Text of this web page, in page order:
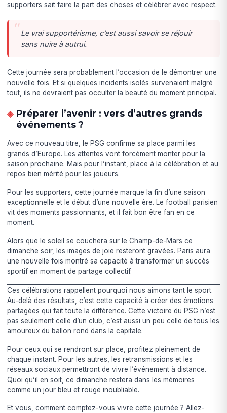
supporters sait faire la part des choses et célébrer avec respect.
Le vrai supportérisme, c’est aussi savoir se réjouir
sans nuire à autrui.
Cette journée sera probablement l’occasion de le démontrer une
nouvelle fois. Et si quelques incidents isolés survenaient malgré
tout, ils ne devraient pas occulter la beauté du moment principal.
Préparer l’avenir : vers d’autres grands
événements ?
Avec ce nouveau titre, le PSG confirme sa place parmi les
grands d’Europe. Les attentes vont forcément monter pour la
saison prochaine. Mais pour l’instant, place à la célébration et au
repos bien mérité pour les joueurs.
Pour les supporters, cette journée marque la fin d’une saison
exceptionnelle et le début d’une nouvelle ère. Le football parisien
vit des moments passionnants, et il fait bon être fan en ce
moment.
Alors que le soleil se couchera sur le Champ-de-Mars ce
dimanche soir, les images de joie resteront gravées. Paris aura
une nouvelle fois montré sa capacité à transformer un succès
sportif en moment de partage collectif.
Ces célébrations rappellent pourquoi nous aimons tant le sport.
Au-delà des résultats, c’est cette capacité à créer des émotions
partagées qui fait toute la différence. Cette victoire du PSG n’est
pas seulement celle d’un club, c’est aussi un peu celle de tous les
amoureux du ballon rond dans la capitale.
Pour ceux qui se rendront sur place, profitez pleinement de
chaque instant. Pour les autres, les retransmissions et les
réseaux sociaux permettront de vivre l’événement à distance.
Quoi qu’il en soit, ce dimanche restera dans les mémoires
comme un jour bleu et rouge inoubliable.
Et vous, comment comptez-vous vivre cette journée ? Allez-